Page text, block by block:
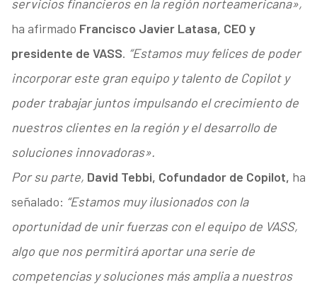
servicios financieros en la región norteamericana»,
ha afirmado Francisco Javier Latasa, CEO y
presidente de VASS. “Estamos muy felices de poder
incorporar este gran equipo y talento de Copilot y
poder trabajar juntos impulsando el crecimiento de
nuestros clientes en la región y el desarrollo de
soluciones innovadoras».
Por su parte, David Tebbi, Cofundador de Copilot, ha
señalado: “Estamos muy ilusionados con la
oportunidad de unir fuerzas con el equipo de VASS,
algo que nos permitirá aportar una serie de
competencias y soluciones más amplia a nuestros